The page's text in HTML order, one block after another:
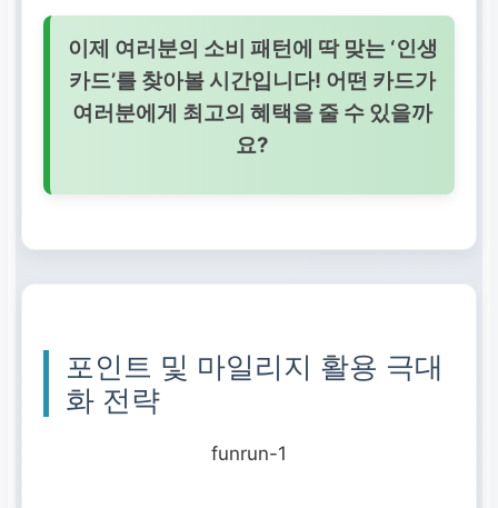
이제 여러분의 소비 패턴에 딱 맞는 ‘인생
카드’를 찾아볼 시간입니다! 어떤 카드가
여러분에게 최고의 혜택을 줄 수 있을까
요?
포인트 및 마일리지 활용 극대
화 전략
funrun-1